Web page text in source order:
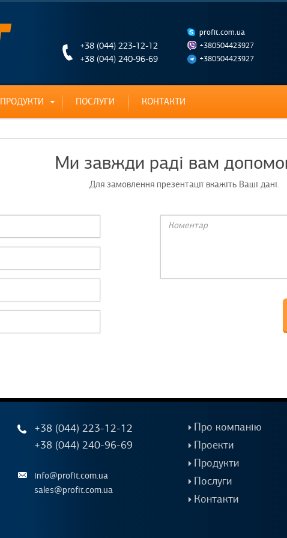
+38 (044) 223-12-12
+38 (044) 240-96-69
profit.com.ua
+380504423927
+380504423927
ПРОДУКТИ ПОСЛУГИ КОНТАКТИ
Ми завжди раді вам
Для замовлення презентації вкажіть Ваші дані.
+38 (044) 223-12-12
+38 (044) 240-96-69
info@profit.com.ua
sales@profit.com.ua
Про компанію
Проекти
Продукти
Послуги
Контакти